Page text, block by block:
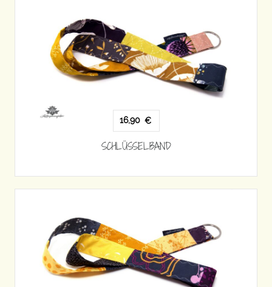
16,90 €
SCHLÜSSELBAND